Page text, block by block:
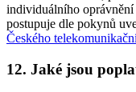
individuálního
postupuje dle pokynů
Českého
12. Jaké jsou